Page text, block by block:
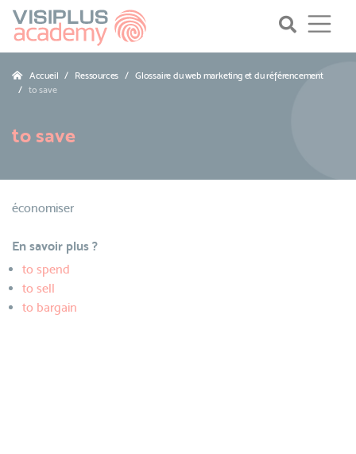
Accueil Ressources
Glossaire du web marketing et du référencement
to save
to save
économiser
En savoir plus ?
to spend
to sell
to bargain